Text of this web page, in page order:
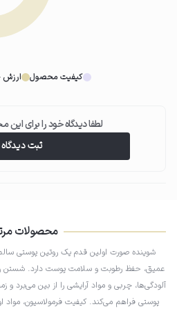
ماساژ با براش
04
آبکشی نهایی
کیفیت محصول
لطفا دیدگاه خود را برای
ثبت دیدگاه
محصولات
شوینده صورت اولین قدم یک روتین پوستی
عمیق، حفظ رطوبت و سلامت پوست دارد. شستن
آلودگی‌ها، چربی و مواد آرایشی را از بین می‌برد
پوستی فراهم می‌کند. کیفیت فرمولاسیون، مواد